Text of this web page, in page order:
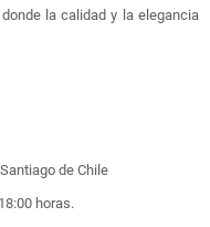
la calidad y la elegancia
de Chile
horas.